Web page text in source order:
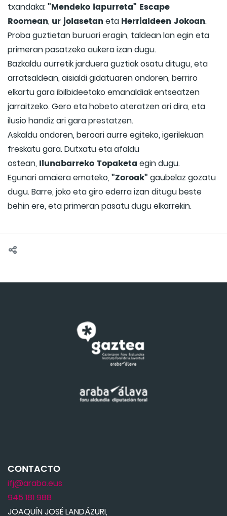
txandaka:"Mendeko lapurreta" Escape
Roomean, ur jolasetan eta Herrialdeen Jokoan.
Proba guztietan buruari eragin, taldean lan egin eta
primeran pasatzeko aukera izan dugu.
Bazkaldu aurretik jarduera guztiak osatu ditugu, eta
arratsaldean, aisialdi gidatuaren ondoren, berriro
elkartu gara ibilbideetako emanaldiak entseatzen
jarraitzeko. Gero eta hobeto ateratzen ari dira, eta
ilusio handiz ari gara prestatzen.
Askaldu ondoren, beroari aurre egiteko, igerilekuan
freskatu gara. Dutxatu eta afaldu
ostean, Ilunabarreko Topaketa egin dugu.
Egunari amaiera emateko, "Zoroak" gaubelaz gozatu
dugu. Barre, joko eta giro ederra izan ditugu beste
behin ere, eta primeran pasatu dugu elkarrekin.
CONTACTO
ifj@araba.eus
945 181 988
JOAQUÍN JOSÉ LANDÁZURI,